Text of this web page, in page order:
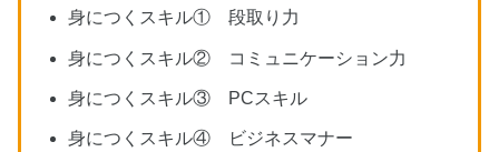
身につくスキル① 段取り力
身につくスキル② コミュニケーション力
身につくスキル③ PCスキル
身につくスキル④ ビジネスマナー